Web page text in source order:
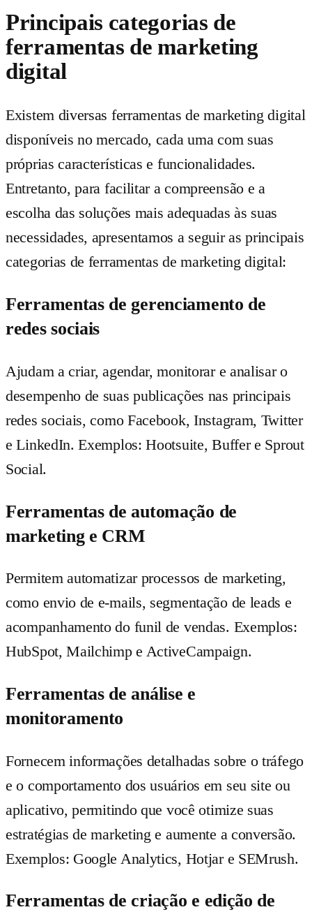
Principais categorias de
ferramentas de marketing
digital
Existem diversas ferramentas de marketing digital
disponíveis no mercado, cada uma com suas
próprias características e funcionalidades.
Entretanto, para facilitar a compreensão e a
escolha das soluções mais adequadas às suas
necessidades, apresentamos a seguir as principais
categorias de ferramentas de marketing digital:
Ferramentas de gerenciamento de
redes sociais
Ajudam a criar, agendar, monitorar e analisar o
desempenho de suas publicações nas principais
redes sociais, como Facebook, Instagram, Twitter
e LinkedIn. Exemplos: Hootsuite, Buffer e Sprout
Social.
Ferramentas de automação de
marketing e CRM
Permitem automatizar processos de marketing,
como envio de e-mails, segmentação de leads e
acompanhamento do funil de vendas. Exemplos:
HubSpot, Mailchimp e ActiveCampaign.
Ferramentas de análise e
monitoramento
Fornecem informações detalhadas sobre o tráfego
e o comportamento dos usuários em seu site ou
aplicativo, permitindo que você otimize suas
estratégias de marketing e aumente a conversão.
Exemplos: Google Analytics, Hotjar e SEMrush.
Ferramentas de criação e edição de